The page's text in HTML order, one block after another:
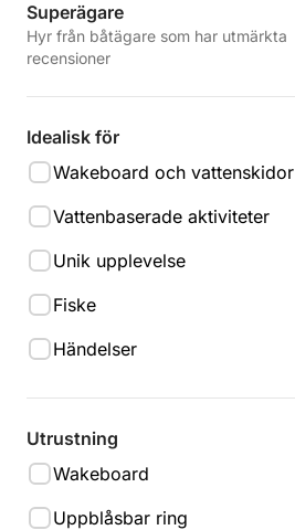
Superägare
Hyr från båtägare som har utmärkta
recensioner
Idealisk för
Wakeboard och vattenskidor
Vattenbaserade aktiviteter
Unik upplevelse
Fiske
Händelser
Utrustning
Wakeboard
Uppblåsbar ring